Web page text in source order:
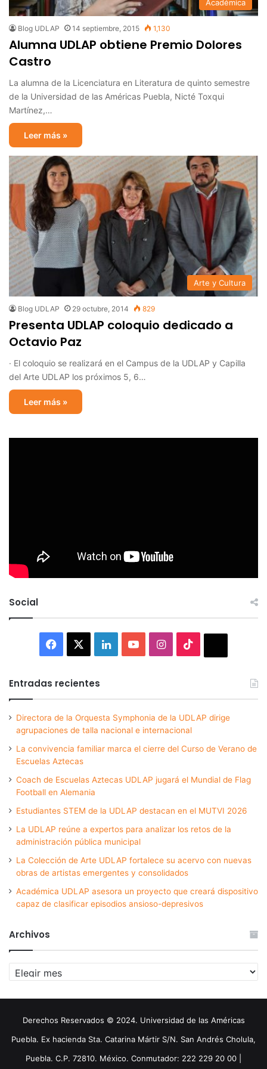
Académica
Blog UDLAP 14 septiembre, 2015 1,130
Alumna UDLAP obtiene Premio Dolores
Castro
La alumna de la Licenciatura en Literatura de quinto semestre
de la Universidad de las Américas Puebla, Nicté Toxqui
Martínez,…
Leer más »
Arte y Cultura
Blog UDLAP 29 octubre, 2014 829
Presenta UDLAP coloquio dedicado a
Octavio Paz
· El coloquio se realizará en el Campus de la UDLAP y Capilla
del Arte UDLAP los próximos 5, 6…
Leer más »
Social
Facebook LinkedInYouTubeInstagram
Entradas recientes
Directora de la Orquesta Symphonia de la UDLAP dirige
agrupaciones de talla nacional e internacional
La convivencia familiar marca el cierre del Curso de Verano de
Escuelas Aztecas
Coach de Escuelas Aztecas UDLAP jugará el Mundial de Flag
Football en Alemania
Estudiantes STEM de la UDLAP destacan en el MUTVI 2026
La UDLAP reúne a expertos para analizar los retos de la
administración pública municipal
La Colección de Arte UDLAP fortalece su acervo con nuevas
obras de artistas emergentes y consolidados
Académica UDLAP asesora un proyecto que creará dispositivo
capaz de clasificar episodios ansioso-depresivos
Archivos
Archivos
Derechos Reservados © 2024. Universidad de las Américas
Puebla. Ex hacienda Sta. Catarina Mártir S/N. San Andrés Cholula,
Puebla. C.P. 72810. México. Conmutador: 222 229 20 00 |